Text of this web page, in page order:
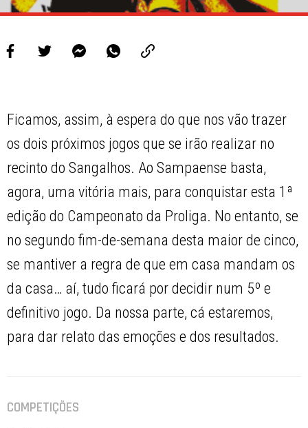
Ficamos, assim, à espera do que nos vão trazer
os dois próximos jogos que se irão realizar no
recinto do Sangalhos. Ao Sampaense basta,
agora, uma vitória mais, para conquistar esta 1ª
edição do Campeonato da Proliga. No entanto, se
no segundo fim-de-semana desta maior de cinco,
se mantiver a regra de que em casa mandam os
da casa… aí, tudo ficará por decidir num 5º e
definitivo jogo. Da nossa parte, cá estaremos,
para dar relato das emoções e dos resultados.
COMPETIÇÕES